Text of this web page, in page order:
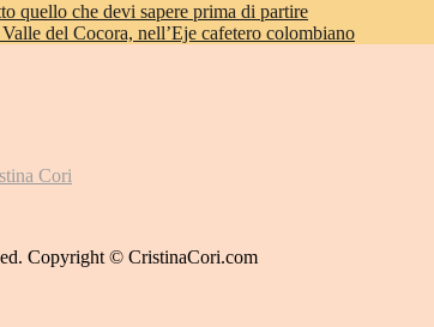
quello che devi sapere prima di partire
del Cocora, nell’Eje cafetero colombiano
Cori
Copyright © CristinaCori.com